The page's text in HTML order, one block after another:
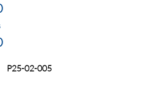
P25-02-005